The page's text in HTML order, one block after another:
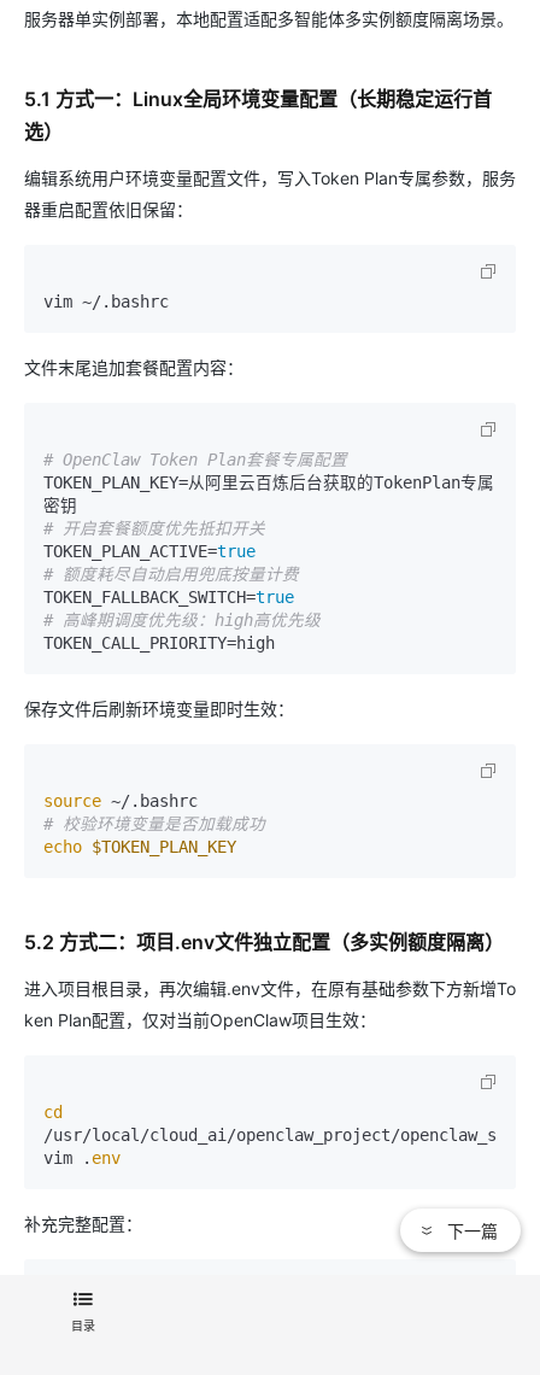
服务器单实例部署，本地配置适配多智能体多实例额度隔离场景。
5.1 方式一：Linux全局环境变量配置（长期稳定运行首
选）
编辑系统用户环境变量配置文件，写入Token Plan专属参数，服务
器重启配置依旧保留：
文件末尾追加套餐配置内容：
# OpenClaw Token Plan套餐专属配置
TOKEN_PLAN_KEY=从阿里云百炼后台获取的TokenPlan专属
# 开启套餐额度优先抵扣开关
TOKEN_PLAN_ACTIVE=true
# 额度耗尽自动启用兜底按量计费
TOKEN_FALLBACK_SWITCH=true
# 高峰期调度优先级：high高优先级
保存文件后刷新环境变量即时生效：
source
# 校验环境变量是否加载成功
echo $TOKEN_PLAN_KEY
5.2 方式二：项目.env文件独立配置（多实例额度隔离）
进入项目根目录，再次编辑.env文件，在原有基础参数下方新增To
ken Plan配置，仅对当前OpenClaw项目生效：
cd
/usr/local/cloud_ai/openclaw_project/
vim . env
补充完整配置：
# 原有基础配置内容保持不变
目录
下一篇